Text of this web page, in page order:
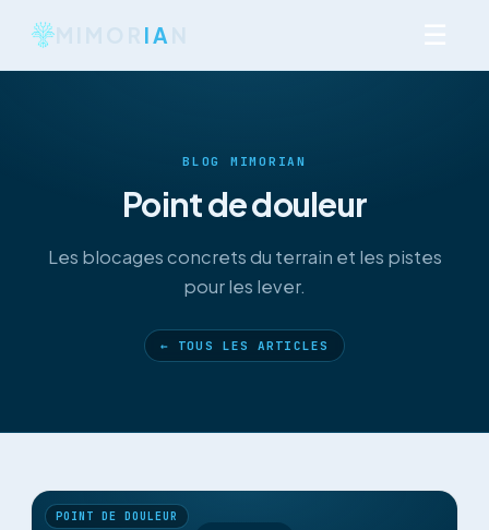
IA
BLOG MIMORIAN
Point de douleur
Les blocages concrets du terrain et les pistes
pour les lever.
← TOUS LES ARTICLES
POINT DE DOULEUR